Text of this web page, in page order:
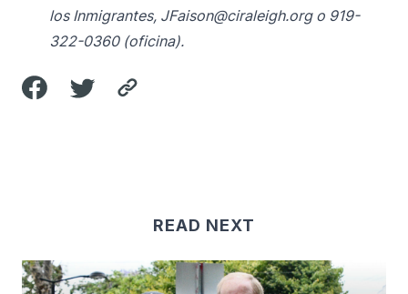
los Inmigrantes, JFaison@ciraleigh.orgo 919-
322-0360 (oficina).
READ NEXT